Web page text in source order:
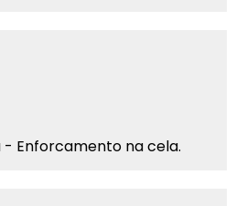
- Enforcamento na cela.